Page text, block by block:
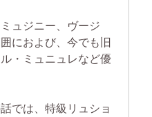
ュジニー、ヴージ
におよび、今でも旧
・ミュニュレなど優
では、特級リュショ